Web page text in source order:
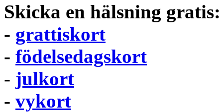
Skicka en hälsning gratis:
- grattiskort
- födelsedagskort
- julkort
- vykort